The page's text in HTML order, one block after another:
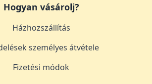
Hogyan vásárolj?
Házhozszállítás
személyes átvétele
Fizetési módok